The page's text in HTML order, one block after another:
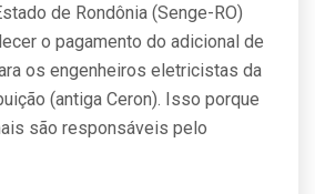
de Rondônia (Senge-RO)
o pagamento do adicional de
os engenheiros eletricistas da
(antiga Ceron). Isso porque
são responsáveis pelo